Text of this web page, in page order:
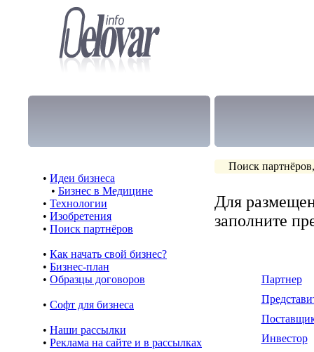
• Идеи бизнеса
• Бизнес в Медицине
• Технологии
• Изобретения
• Поиск партнёров
• Как начать свой бизнес?
• Бизнес-план
• Образцы договоров
• Cофт для бизнеса
• Наши рассылки
• Реклама на сайте и в рассылках
Поиск
Для
заполните
Партнер
Инвестор